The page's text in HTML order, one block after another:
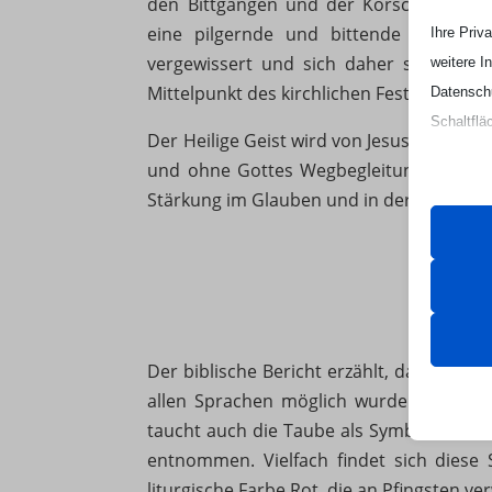
eine pilgernde und bittende
vergewissert und sich daher stärken
Mittelpunkt des kirchlichen Festes steht,
Der Heilige Geist wird von Jesus selbst
und ohne Gottes Wegbegleitung in
Stärkung im Glauben und in der
Der biblische Bericht erzählt, dass der
allen Sprachen möglich wurde. Neben
taucht auch die Taube als Symbol des
entnommen. Vielfach findet sich diese
Ihre
weitere
und die
et-